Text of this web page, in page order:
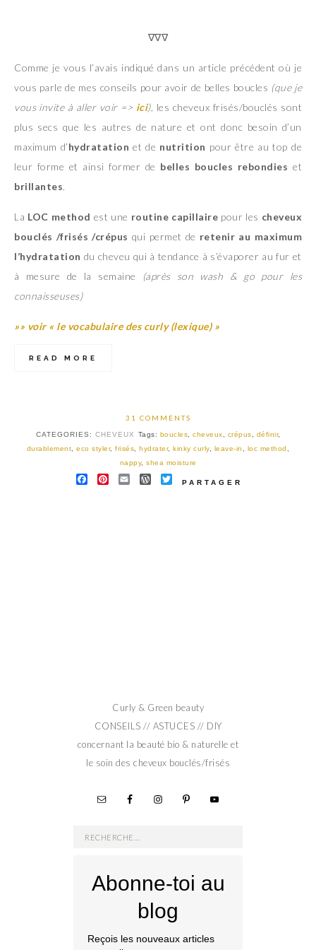
∇∇∇
Comme je vous l’avais indiqué dans un article précédent où je
vous parle de mes conseils pour avoir de belles boucles (que je
vous invite à aller voir => ici), les cheveux frisés/bouclés sont
plus secs que les autres de nature et ont donc besoin d’un
maximum d’hydratation et de nutrition pour être au top de
leur forme et ainsi former de belles boucles rebondies et
brillantes.
La LOC method est une routine capillaire pour les cheveux
bouclés /frisés /crépus qui permet de retenir au maximum
l’hydratation du cheveu qui à tendance à s’évaporer au fur et
à mesure de la semaine
(après son wash & go pour les
connaisseuses)
»» voir « le vocabulaire des curly (lexique) »
READ MORE
31 COMMENTS
CATEGORIES: CHEVEUX Tags: boucles cheveux crépus définir,
durablement ,eco styler,frisés ,hydrater,kinky curly, leave-in loc method
nappy, shea moisture
FACEBOOK
PINTEREST
EMAILWORDPRESS
TWITTER
PARTAGER
Curly & Green beauty
CONSEILS // ASTUCES // DIY
concernant la beauté bio & naturelle et
le soin des cheveux bouclés/frisés
Rechercher :
Abonne-toi au
blog
Reçois les nouveaux articles